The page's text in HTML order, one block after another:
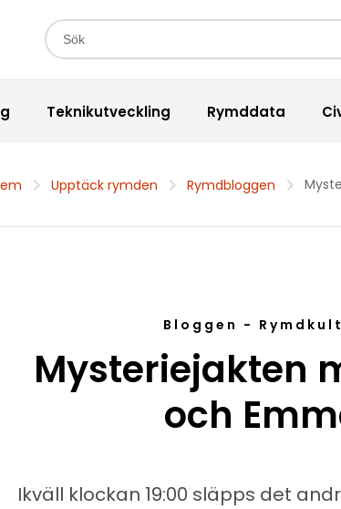
Sökfält
Teknikutveckling Rymddata
Upptäck rymden Rymdbloggen
Bloggen -
Mysteriejakten
och
Ikväll klockan 19:00 släpps det